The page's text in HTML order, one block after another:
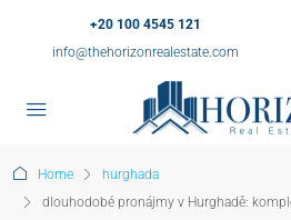
+20 100 4545 121
info@thehorizonrealestate.com
Home
hurghada
dlouhodobé pronájmy v Hurghadě: